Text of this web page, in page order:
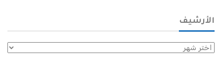
الأرشيف
الأرشيف